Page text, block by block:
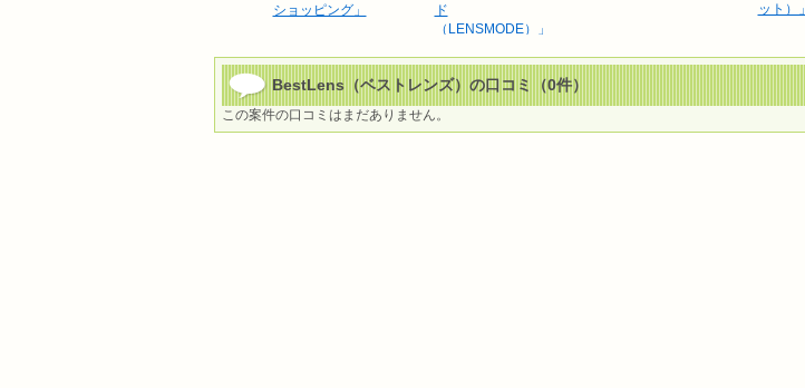
ショッピング」
ド
（LENSMODE）」
ット）」
BestLens（ベストレンズ）の口コミ（0件）
この案件の口コミはまだありません。